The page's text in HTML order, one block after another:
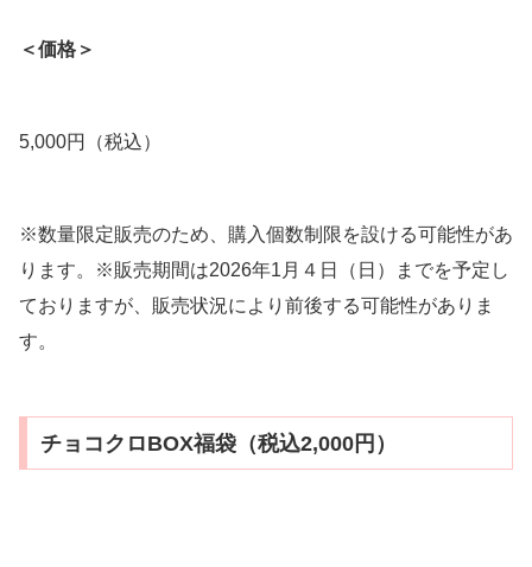
＜価格＞
5,000円（税込）
※数量限定販売のため、購入個数制限を設ける可能性があ
ります。※販売期間は2026年1月４日（日）までを予定し
ておりますが、販売状況により前後する可能性がありま
す。
チョコクロBOX福袋（税込2,000円）